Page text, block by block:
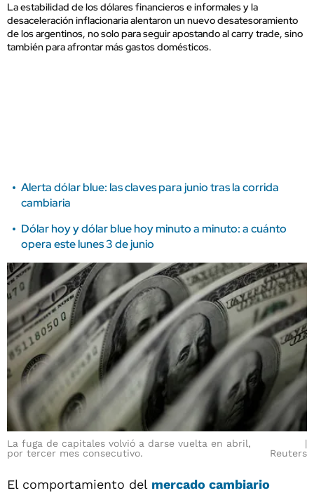
La estabilidad de los dólares financieros e informales y la
desaceleración inflacionaria alentaron un nuevo desatesoramiento
de los argentinos, no solo para seguir apostando al carry trade, sino
también para afrontar más gastos domésticos.
Alerta dólar blue: las claves para junio tras la corrida
cambiaria
Dólar hoy y dólar blue hoy minuto a minuto: a cuánto
opera este lunes 3 de junio
La fuga de capitales volvió a darse vuelta en abril,
por tercer mes consecutivo.
Reuters
El comportamiento del mercado cambiario